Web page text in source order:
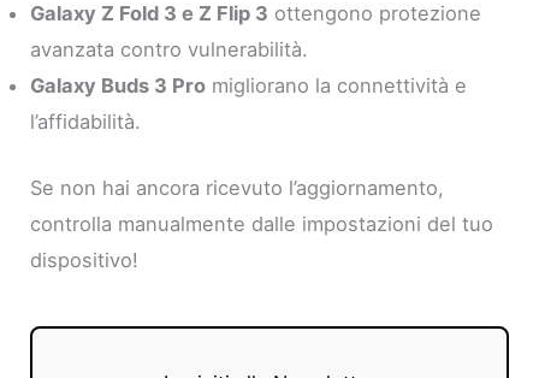
Galaxy Z Fold 3 e Z Flip 3 ottengono protezione
avanzata contro vulnerabilità.
Galaxy Buds 3 Pro migliorano la connettività e
l’affidabilità.
Se non hai ancora ricevuto l’aggiornamento,
controlla manualmente dalle impostazioni del tuo
dispositivo!